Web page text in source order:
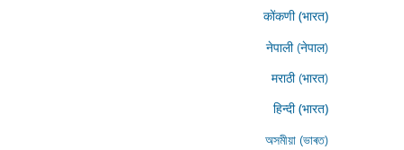
कोंकणी (भारत)
नेपाली (नेपाल)
मराठी (भारत)
हिन्दी (भारत)
অসমীয়া (ভাৰত)